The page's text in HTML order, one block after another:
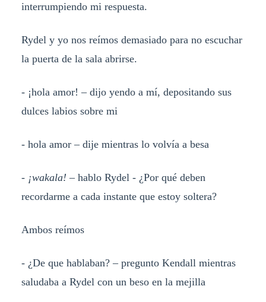
interrumpiendo mi respuesta.
Rydel y yo nos reímos demasiado para no escuchar
la puerta de la sala abrirse.
- ¡hola amor! – dijo yendo a mí, depositando sus
dulces labios sobre mi
- hola amor – dije mientras lo volvía a besa
- ¡wakala! – hablo Rydel - ¿Por qué deben
recordarme a cada instante que estoy soltera?
Ambos reímos
- ¿De que hablaban? – pregunto Kendall mientras
saludaba a Rydel con un beso en la mejilla